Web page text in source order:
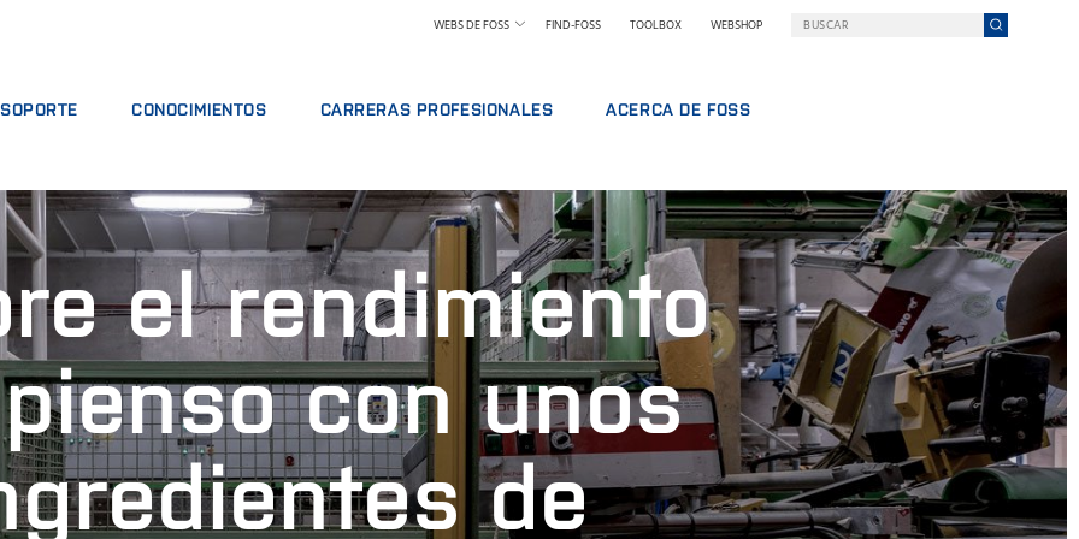
WEBS DE FOSS FIND-FOSS TOOLBOX WEBSHOP
Y PIEZAS DE RECAMBIO
SOPORTE
INFORMAR DE INCIDENTE
CONTACTE CON EL SERVICIO DE SOPORTE
COMENTARIOS Y QUEJAS
CURSOS FORMATIVOS
CERTIFICADOS
CONOCIMIENTOS
PIENSOS Y FORRAJE
GRANO, HARINAS Y ACEITES
LABORATORIOS
CARNE
ANÁLISIS DE LECHE CRUDA
CARRERAS PROFESIONALES
ENCONTRAR UN PUESTO DE TRABAJO
CONOZCA A NUESTRO PERSONAL
CIENCIA Y TECNOLOGÍA
ESTUDIANTES
ACERCA DE FOSS
SOSTENIBILIDAD
PREMIOS NILS FOSS
FERIAS Y SEMINARIOS
NOTICIAS
PRENSA
POR QUÉ FOSS
TÉRMINOS Y POLÍTICAS
el rendimiento
con unos
de